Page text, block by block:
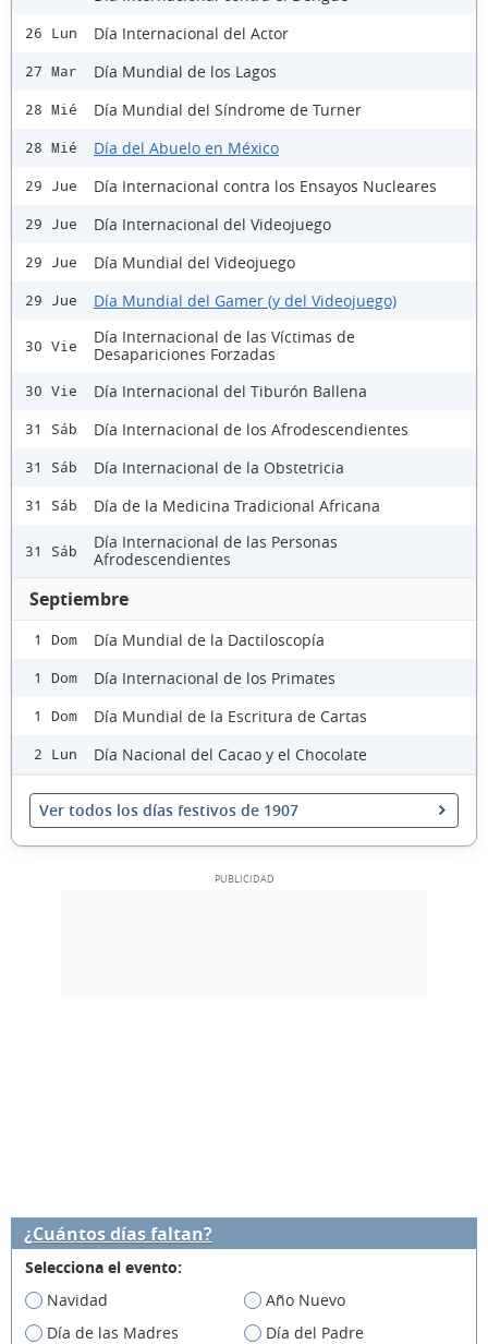
26 Lun Día Internacional del Actor
27 Mar Día Mundial de los Lagos
28 Mié Día Mundial del Síndrome de Turner
28 Mié Día del Abuelo en México
29 Jue Día Internacional contra los Ensayos Nucleares
29 Jue Día Internacional del Videojuego
29 Jue Día Mundial del Videojuego
29 Jue Día Mundial del Gamer (y del Videojuego)
30 Vie
Día Internacional de las Víctimas de
Desapariciones Forzadas
30 Vie Día Internacional del Tiburón Ballena
31 Sáb Día Internacional de los Afrodescendientes
31 Sáb Día Internacional de la Obstetricia
31 Sáb Día de la Medicina Tradicional Africana
31 Sáb
Día Internacional de las Personas
Afrodescendientes
Septiembre
1 Dom Día Mundial de la Dactiloscopía
1 Dom Día Internacional de los Primates
1 Dom Día Mundial de la Escritura de Cartas
2 Lun Día Nacional del Cacao y el Chocolate
Ver todos los días festivos de 1907
¿Cuántos días faltan?
Selecciona el evento:
Navidad
Año Nuevo
Día de las Madres
Día del Padre